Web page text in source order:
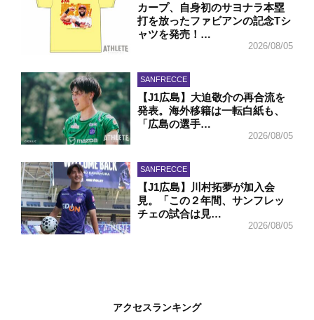
カープ、自身初のサヨナラ本塁
打を放ったファビアンの記念Tシ
ャツを発売！…
2026/08/05
SANFRECCE
【J1広島】大迫敬介の再合流を
発表。海外移籍は一転白紙も、
「広島の選手…
2026/08/05
SANFRECCE
【J1広島】川村拓夢が加入会
見。「この２年間、サンフレッ
チェの試合は見…
2026/08/05
アクセスランキング